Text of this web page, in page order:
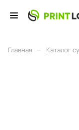
Главная Каталог